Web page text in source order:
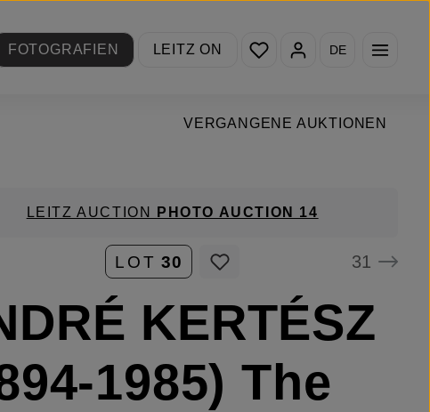
FOTOGRAFIEN LEITZ ON
Du hast 0 Produkte auf
DE
VERGANGENE AUKTIONEN
LEITZ AUCTION
PHOTO AUCTION 14
LOT 30 31
KERTÉSZ
1985) The